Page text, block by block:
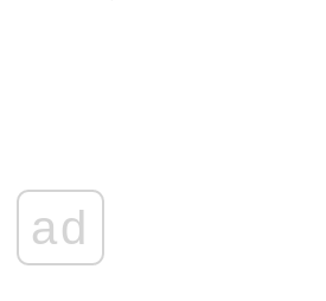
ad